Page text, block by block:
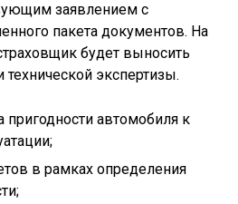
заявлением с
пакета документов. На
будет выносить
экспертизы.
пригодности автомобиля к
в рамках определения